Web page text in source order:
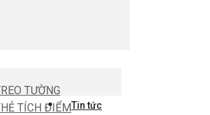
TƯỜNG
TÍCH ĐIỂMTin tức